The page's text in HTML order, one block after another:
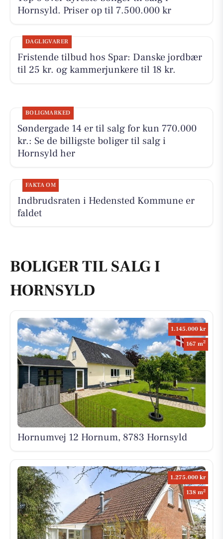
Hornsyld. Priser op til 7.500.000 kr
DAGLIGVARER
Fristende tilbud hos Spar: Danske jordbær
til 25 kr. og kammerjunkere til 18 kr.
BOLIGMARKED
Søndergade 14 er til salg for kun 770.000
kr.: Se de billigste boliger til salg i
Hornsyld her
FAKTA OM
Indbrudsraten i Hedensted Kommune er
faldet
BOLIGER TIL SALG I
HORNSYLD
1.145.000 kr
167 m2
Hornumvej 12 Hornum, 8783 Hornsyld
1.275.000 kr
138 m2